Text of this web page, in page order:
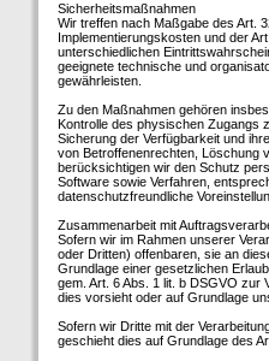
Sicherheitsmaßnahmen
Wir treffen nach Maßgabe des Art.
Implementierungskosten und der
unterschiedlichen
geeignete technische und
gewährleisten.
Zu den Maßnahmen gehören
Kontrolle des physischen Zugangs
Sicherung der Verfügbarkeit und
von Betroffenenrechten, Löschung
berücksichtigen wir den Schutz
Software sowie Verfahren,
datenschutzfreundliche
Zusammenarbeit mit
Sofern wir im Rahmen unserer
oder Dritten) offenbaren, sie an
Grundlage einer gesetzlichen
gem. Art. 6 Abs. 1 lit. b DSGVO zur
dies vorsieht oder auf Grundlage
Sofern wir Dritte mit der
geschieht dies auf Grundlage des